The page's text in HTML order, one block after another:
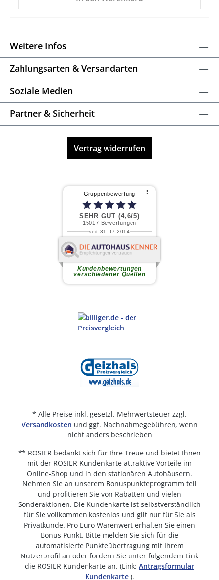
Weitere Infos
Zahlungsarten & Versandarten
Soziale Medien
Partner & Sicherheit
Vertrag widerrufen
* Alle Preise inkl. gesetzl. Mehrwertsteuer zzgl.
Versandkosten und ggf. Nachnahmegebühren, wenn
nicht anders beschrieben
** ROSIER bedankt sich für Ihre Treue und bietet Ihnen
mit der ROSIER Kundenkarte attraktive Vorteile im
Online-Shop und in den stationären Autohäusern.
Nehmen Sie an unserem Bonuspunkteprogramm teil
und profitieren Sie von Rabatten und vielen
Sonderaktionen. Die Kundenkarte ist selbstverständlich
für Sie vollkommen kostenlos und gilt nur für Sie als
Privatkunde. Pro Euro Warenwert erhalten Sie einen
Bonus Punkt. Bitte melden Sie sich für die
automatisierte Punkteübertragung mit Ihrem
Nutzerprofil an oder fordern Sie unter folgendem Link
die ROSIER Kundenkarte an. (Link: Antragsformular
Kundenkarte).